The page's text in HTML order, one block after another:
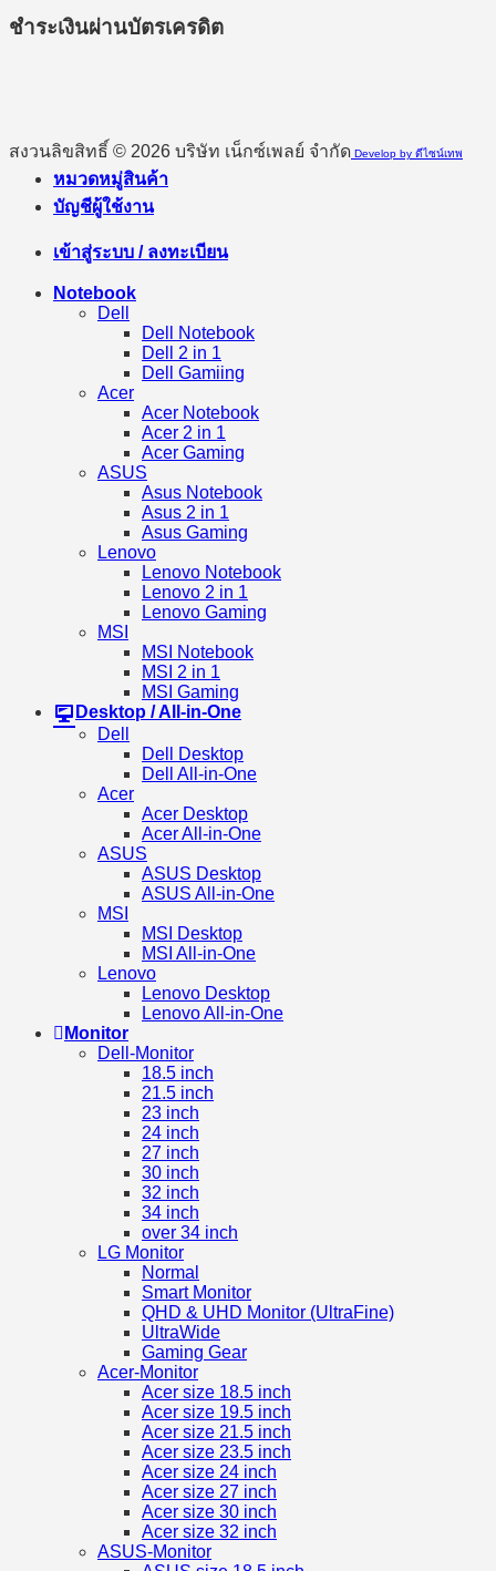
ชำระเงินผ่านบัตรเครดิต
สงวนลิขสิทธิ์ © 2026 บริษัท เน็กซ์เพลย์ จำกัด Develop by ดีไซน์เทพ
หมวดหมู่สินค้า
บัญชีผู้ใช้งาน
เข้าสู่ระบบ / ลงทะเบียน
Notebook
Dell
Dell Notebook
Dell 2 in 1
Dell Gamiing
Acer
Acer Notebook
Acer 2 in 1
Acer Gaming
ASUS
Asus Notebook
Asus 2 in 1
Asus Gaming
Lenovo
Lenovo Notebook
Lenovo 2 in 1
Lenovo Gaming
MSI
MSI Notebook
MSI 2 in 1
MSI Gaming
Desktop / All-in-One
Dell
Dell Desktop
Dell All-in-One
Acer
Acer Desktop
Acer All-in-One
ASUS
ASUS Desktop
ASUS All-in-One
MSI
MSI Desktop
MSI All-in-One
Lenovo
Lenovo Desktop
Lenovo All-in-One
Monitor
Dell-Monitor
18.5 inch
21.5 inch
23 inch
24 inch
27 inch
30 inch
32 inch
34 inch
over 34 inch
LG Monitor
Normal
Smart Monitor
QHD & UHD Monitor (UltraFine)
UltraWide
Gaming Gear
Acer-Monitor
Acer size 18.5 inch
Acer size 19.5 inch
Acer size 21.5 inch
Acer size 23.5 inch
Acer size 24 inch
Acer size 27 inch
Acer size 30 inch
Acer size 32 inch
ASUS-Monitor